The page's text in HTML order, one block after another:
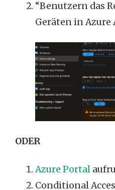
“Benutzern das
Geräten in Azure
ODER
Azure Portal
Conditional